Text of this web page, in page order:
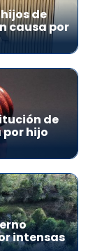
de
causa por
de
hijo
intensas